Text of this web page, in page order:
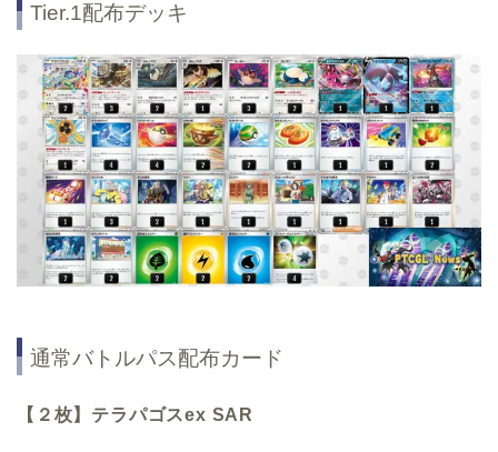
Tier.1配布デッキ
通常バトルパス配布カード
【２枚】テラパゴスex SAR